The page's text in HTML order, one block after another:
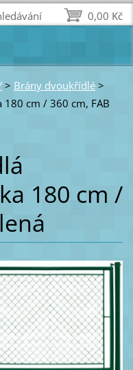
> Brány dvoukřídlé >
180 cm / 360 cm, FAB
180 cm /
0,00 Kč